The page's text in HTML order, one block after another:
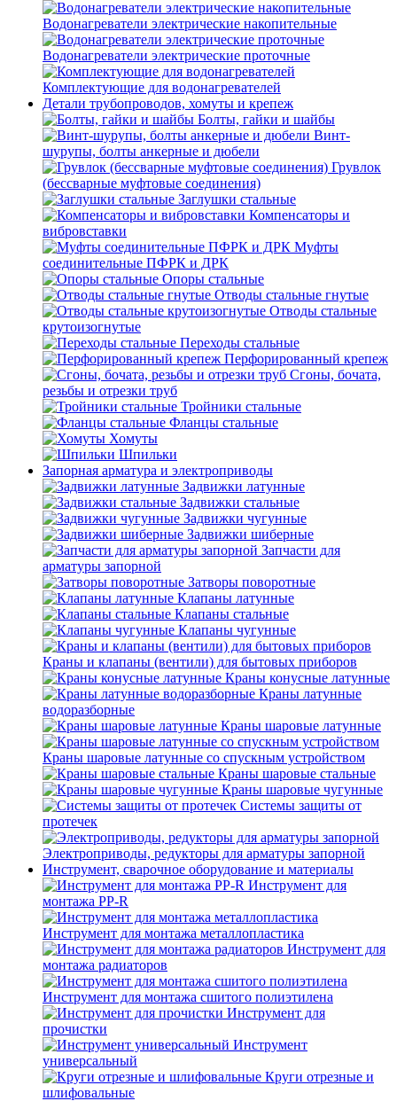
Водонагреватели электрические накопительные
Водонагреватели электрические проточные
Комплектующие для водонагревателей
Детали трубопроводов, хомуты и крепеж
Болты, гайки и шайбы
Винт-
шурупы, болты анкерные и дюбели
Грувлок
(бессварные муфтовые соединения)
Заглушки стальные
Компенсаторы и
вибровставки
Муфты
соединительные ПФРК и ДРК
Опоры стальные
Отводы стальные гнутые
Отводы стальные
крутоизогнутые
Переходы стальные
Перфорированный крепеж
Сгоны, бочата,
резьбы и отрезки труб
Тройники стальные
Фланцы стальные
Хомуты
Шпильки
Запорная арматура и электроприводы
Задвижки латунные
Задвижки стальные
Задвижки чугунные
Задвижки шиберные
Запчасти для
арматуры запорной
Затворы поворотные
Клапаны латунные
Клапаны стальные
Клапаны чугунные
Краны и клапаны (вентили) для бытовых приборов
Краны конусные латунные
Краны латунные
водоразборные
Краны шаровые латунные
Краны шаровые латунные со спускным устройством
Краны шаровые стальные
Краны шаровые чугунные
Системы защиты от
протечек
Электроприводы, редукторы для арматуры запорной
Инструмент, сварочное оборудование и материалы
Инструмент для
монтажа PP-R
Инструмент для монтажа металлопластика
Инструмент для
монтажа радиаторов
Инструмент для монтажа сшитого полиэтилена
Инструмент для
прочистки
Инструмент
универсальный
Круги отрезные и
шлифовальные